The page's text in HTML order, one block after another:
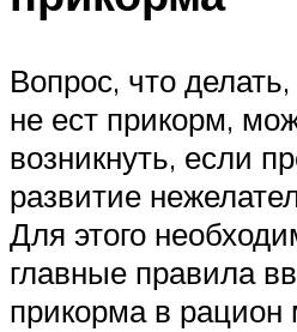
Вопрос, что
не ест прикорм,
возникнуть, если
развитие
Для этого
главные правила
прикорма в рацион